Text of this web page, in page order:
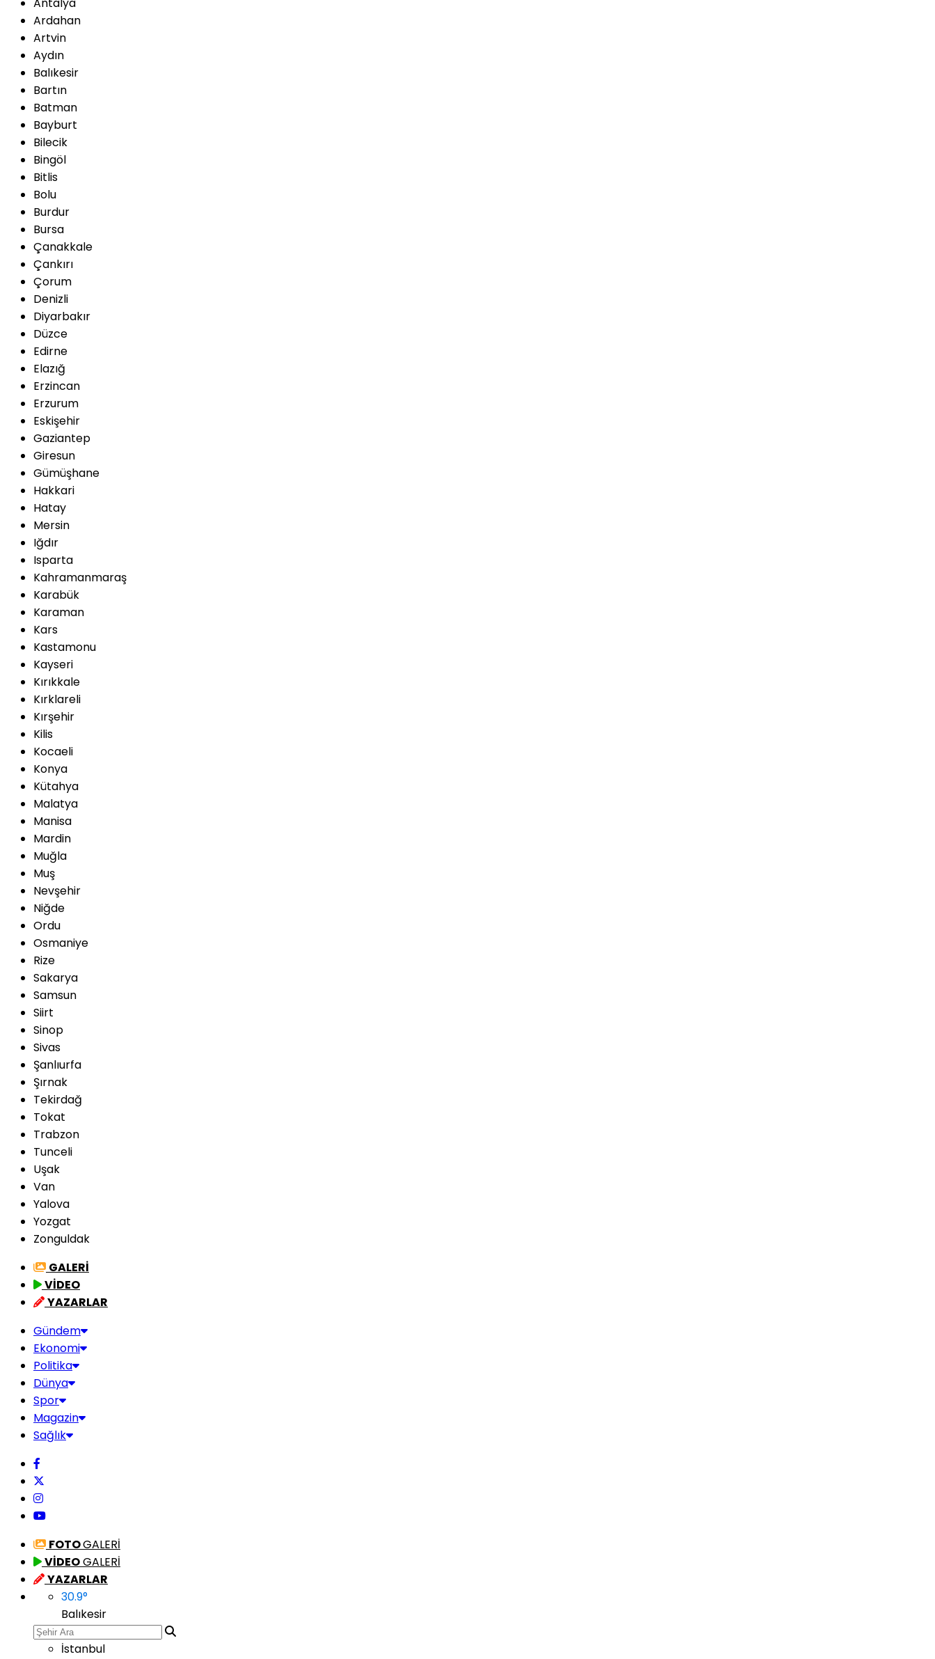
Ardahan
Artvin
Aydın
Balıkesir
Bartın
Batman
Bayburt
Bilecik
Bingöl
Bitlis
Bolu
Burdur
Bursa
Çanakkale
Çankırı
Çorum
Denizli
Diyarbakır
Düzce
Edirne
Elazığ
Erzincan
Erzurum
Eskişehir
Gaziantep
Giresun
Gümüşhane
Hakkari
Hatay
Mersin
Iğdır
Isparta
Kahramanmaraş
Karabük
Karaman
Kars
Kastamonu
Kayseri
Kırıkkale
Kırklareli
Kırşehir
Kilis
Kocaeli
Konya
Kütahya
Malatya
Manisa
Mardin
Muğla
Muş
Nevşehir
Niğde
Ordu
Osmaniye
Rize
Sakarya
Samsun
Siirt
Sinop
Sivas
Şanlıurfa
Şırnak
Tekirdağ
Tokat
Trabzon
Tunceli
Uşak
Van
Yalova
Yozgat
Zonguldak
GALERİ
VİDEO
YAZARLAR
Gündem
Ekonomi
Politika
Dünya
Spor
Magazin
Sağlık
FOTOGALERİ
VİDEOGALERİ
YAZARLAR
30.9°
Balıkesir
İstanbul